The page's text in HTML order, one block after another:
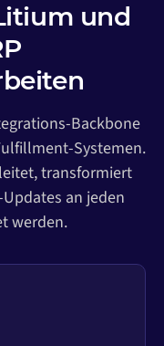
und
Backbone
Systemen.
transformiert
an jeden
werden.